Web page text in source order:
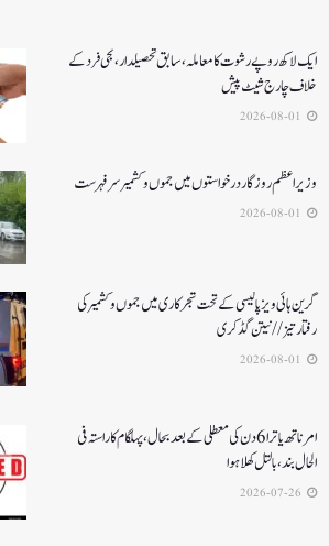
ایک لاکھ روپے رشوت کا معاملہ،سابق تحصیلدار، نجی فرد کے
خلاف چارج شیٹ پیش
وزیر اعظم روزگار درخواستوں میں جموں و کشمیر سرفہرست
گرین ہائی ویز پالیسی کے تحت شجرکاری میں جموں و کشمیر کی
رفتار تیز// نیتن گڈکری
امرناتھ یاترا 6دن کی معطلی کے بعد بحال،پہلگام کا راستہ فی
الحال بند، بالتل کھلا ہوا